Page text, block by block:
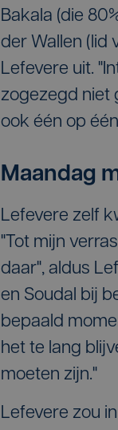
Bakala (die
der Wallen (lid
Lefevere uit.
zogezegd niet
ook één op
Maandag
Lefevere zelf
"Tot mijn
daar", aldus
en Soudal bij
bepaald
het te lang
moeten zijn."
Lefevere zou